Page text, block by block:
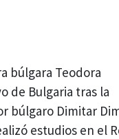
búlgara Teodora
de Bulgaria tras la
búlgaro Dimitar
estudios en el